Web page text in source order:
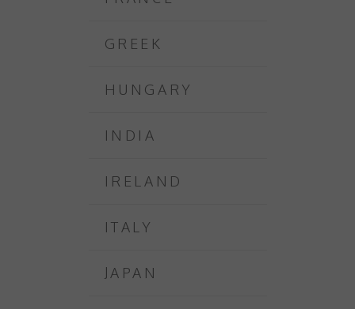
GREEK
HUNGARY
INDIA
IRELAND
ITALY
JAPAN